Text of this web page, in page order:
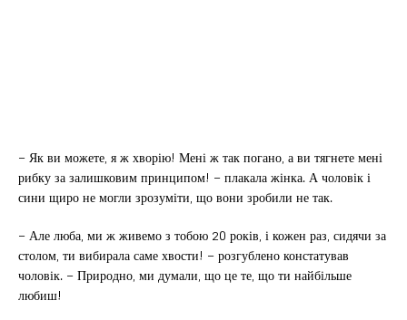
– Як ви можете, я ж хворію! Мені ж так погано, а ви тягнете мені
рибку за залишковим принципом! – плакала жінка. А чоловік і
сини щиро не могли зрозуміти, що вони зробили не так.
– Але люба, ми ж живемо з тобою 20 років, і кожен раз, сидячи за
столом, ти вибирала саме хвости! – розгублено констатував
чоловік. – Природно, ми думали, що це те, що ти найбільше
любиш!